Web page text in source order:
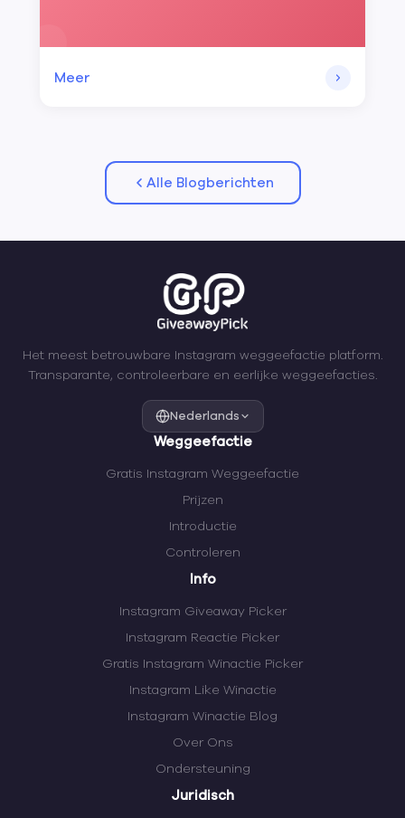
Meer
Alle Blogberichten
Het meest betrouwbare Instagram weggeefactie platform.
Transparante, controleerbare en eerlijke weggeefacties.
Nederlands
Weggeefactie
Gratis Instagram Weggeefactie
Prijzen
Introductie
Controleren
Info
Instagram Giveaway Picker
Instagram Reactie Picker
Gratis Instagram Winactie Picker
Instagram Like Winactie
Instagram Winactie Blog
Over Ons
Ondersteuning
Juridisch